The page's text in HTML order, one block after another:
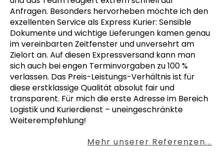
Anfragen. Besonders hervorheben möchte ich den
exzellenten Service als Express Kurier: Sensible
Dokumente und wichtige Lieferungen kamen genau
im vereinbarten Zeitfenster und unversehrt am
Zielort an. Auf diesen Expressversand kann man
sich auch bei engen Terminvorgaben zu 100 %
verlassen. Das Preis-Leistungs-Verhältnis ist für
diese erstklassige Qualität absolut fair und
transparent. Für mich die erste Adresse im Bereich
Logistik und Kurierdienst – uneingeschränkte
Weiterempfehlung!
Mehr unserer Referenzen...